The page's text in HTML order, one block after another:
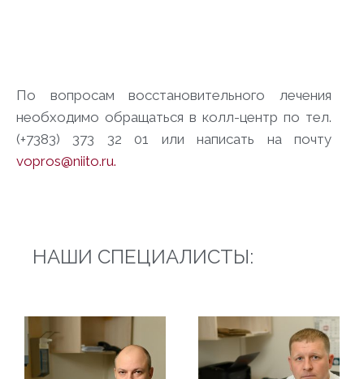
По вопросам восстановительного лечения
необходимо обращаться в колл-центр по тел.
(+7383) 373 32 01 или написать на почту
vopros@niito.ru.
НАШИ СПЕЦИАЛИСТЫ: